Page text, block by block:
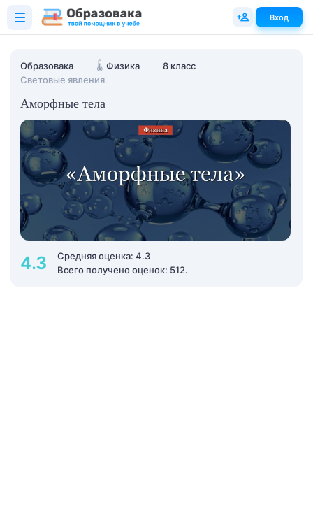
Образовака 🌡️ Физика
8 класс
Световые явления
Аморфные тела
4.3
Средняя оценка: 4.3
Всего получено оценок: 512.
Вход